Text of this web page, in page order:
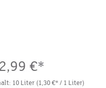
€*
10 Liter (1,30 €* / 1 Liter)